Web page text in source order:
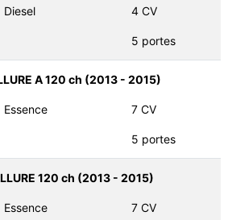
Diesel 4 CV
5 portes
A 120 ch (2013 - 2015)
Essence 7 CV
5 portes
120 ch (2013 - 2015)
Essence 7 CV